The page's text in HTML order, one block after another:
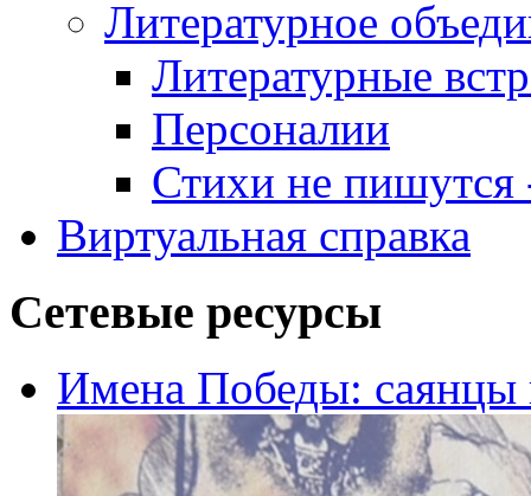
Литературное
Литературные
Персоналии
Стихи не пишутся
Виртуальная справка
Сетевые ресурсы
Имена Победы: саянцы